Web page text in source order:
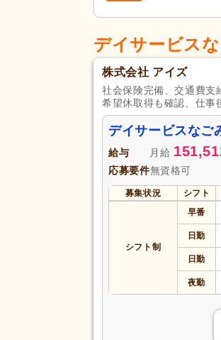
デイサービス
株式会社 アイズ
社会保険完備、交通費支
希望休取得も確認、仕事
デイサービスなご
給与 月給
応募要件無資格可
募集状況 シフト
シフト制
早番
日勤
日勤
夜勤